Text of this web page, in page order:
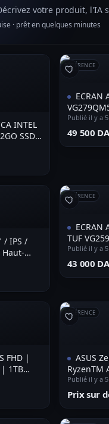
votre produit, l'IA
· prêt en quelques minutes
INTEL
SSD
RÉFÉRENCE
ECRAN
Publié il y a
⁦49 500 DA⁩
/ IPS /
Haut-
RÉFÉRENCE
ECRAN
TUF
Publié il y a
⁦43 000 DA⁩
FHD |
| 1TB
RÉFÉRENCE
ASUS
RyzenTM
SSD
Publié il y a
Prix sur